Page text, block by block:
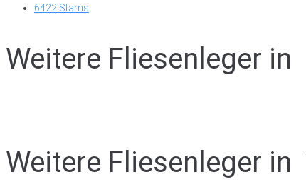
6422 Stams
Weitere Fliesenleger in
Weitere Fliesenleger in